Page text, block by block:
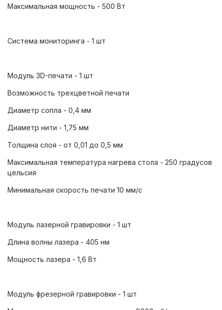
Максимальная мощность - 500 Вт
Система мониторинга - 1 шт
Модуль 3D-печати - 1 шт
Возможность трехцветной печати
Диаметр сопла - 0,4 мм
Диаметр нити - 1,75 мм
Толщина слоя - от 0,01 до 0,5 мм
Максимальная температура нагрева стола - 250 градусов
цельсия
Минимальная скорость печати 10 мм/с
Модуль лазерной гравировки - 1 шт
Длина волны лазера - 405 нм
Мощность лазера - 1,6 Вт
Модуль фрезерной гравировки - 1 шт